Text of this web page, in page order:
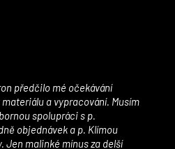
a vypracování. Musím
spolupráci s p.
objednávek a p. Klímou